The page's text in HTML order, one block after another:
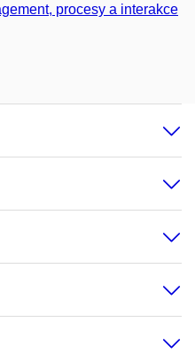
procesy a interakce